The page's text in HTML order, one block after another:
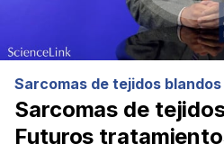
Sarcomas de tejidos
Sarcomas de
Futuros